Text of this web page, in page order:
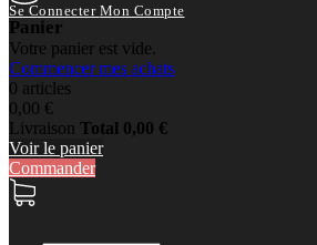
Se Connecter Mon Compte
Panier
Votre panier est vide.
Commencer mes achats
0 articles
0,00 €
Livraison Total 0,00 €
Voir le panier
Commander